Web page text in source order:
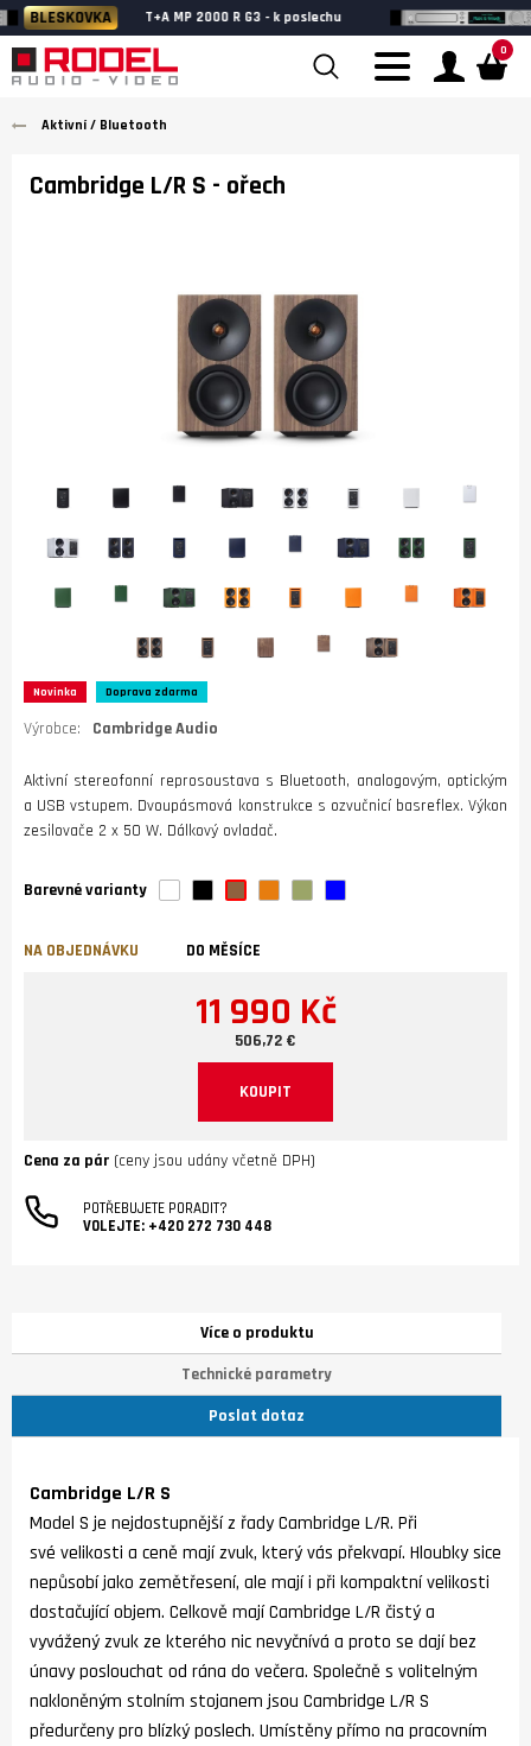
BLESKOVKA T+A MP 2000 R G3 - k poslechu
0
Aktivní / Bluetooth
Cambridge L/R S - ořech
Novinka Doprava zdarma
Výrobce: Cambridge Audio
Aktivní stereofonní reprosoustava s Bluetooth, analogovým, optickým
a USB vstupem. Dvoupásmová konstrukce s ozvučnicí basreflex. Výkon
zesilovače 2 x 50 W. Dálkový ovladač.
Barevné varianty
NA OBJEDNÁVKU DO MĚSÍCE
11 990 Kč
506,72 €
KOUPIT
Cena za pár (ceny jsou udány včetně DPH)
POTŘEBUJETE PORADIT?
VOLEJTE: +420 272 730 448
Více o produktu
Technické parametry
Poslat dotaz
Cambridge L/R S
Model S je nejdostupnější z řady Cambridge L/R. Při
své velikosti a ceně mají zvuk, který vás překvapí. Hloubky sice
nepůsobí jako zemětřesení, ale mají i při kompaktní velikosti
dostačující objem. Celkově mají Cambridge L/R čistý a
vyvážený zvuk ze kterého nic nevyčnívá a proto se dají bez
únavy poslouchat od rána do večera. Společně s volitelným
nakloněným stolním stojanem jsou Cambridge L/R S
předurčeny pro blízký poslech. Umístěny přímo na pracovním